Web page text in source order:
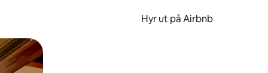
Hyr ut på Airbnb